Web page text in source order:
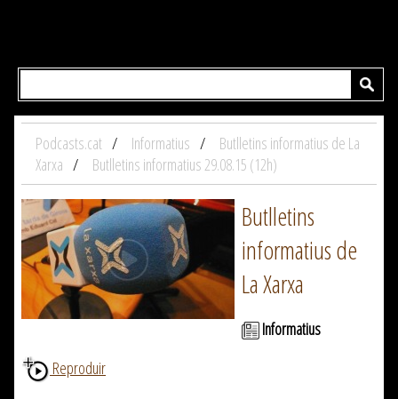
Podcasts.cat Informatius
Butlletins informatius de La
Xarxa
Butlletins informatius 29.08.15 (12h)
Butlletins
informatius de
La Xarxa
Informatius
Reproduir